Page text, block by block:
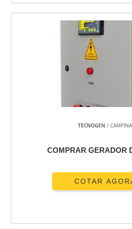
TECNOGEN /
COMPRAR GERADOR
COTAR